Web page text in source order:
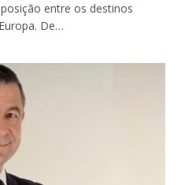
entre os destinos
De…